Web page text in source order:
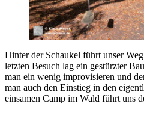
Hinter der Schaukel führt unser
letzten Besuch lag ein gestürzter
man ein wenig improvisieren und
man auch den Einstieg in den
einsamen Camp im Wald führt uns